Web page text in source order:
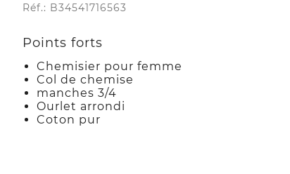
Réf.: B34541716563
Points forts
Chemisier pour femme
Col de chemise
manches 3/4
Ourlet arrondi
Coton pur